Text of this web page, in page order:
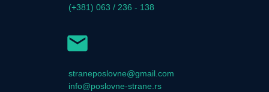
(+381) 063 / 236 - 138
straneposlovne@gmail.com
info@poslovne-strane.rs